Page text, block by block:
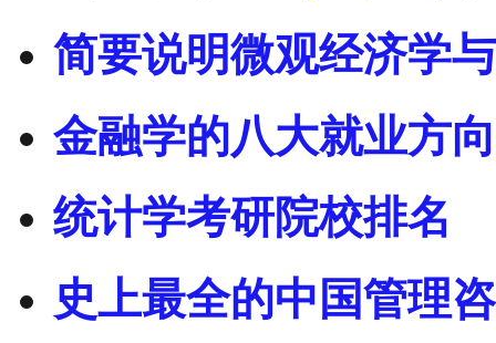
简要说明微观经济学
金融学的八大就业方
统计学考研院校排名
史上最全的中国管理